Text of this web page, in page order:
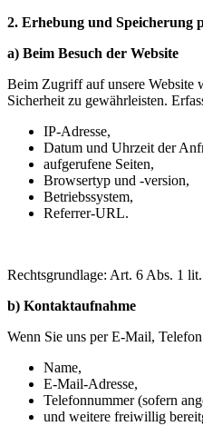
2. Erhebung und Speicherung
a) Beim Besuch der Website
Beim Zugriff auf unsere Website
Sicherheit zu gewährleisten.
IP-Adresse,
Datum und Uhrzeit der
aufgerufene Seiten,
Browsertyp und -version,
Betriebssystem,
Referrer-URL.
Rechtsgrundlage: Art. 6 Abs. 1
b) Kontaktaufnahme
Wenn Sie uns per E-Mail,
Name,
E-Mail-Adresse,
Telefonnummer (sofern
und weitere freiwillig